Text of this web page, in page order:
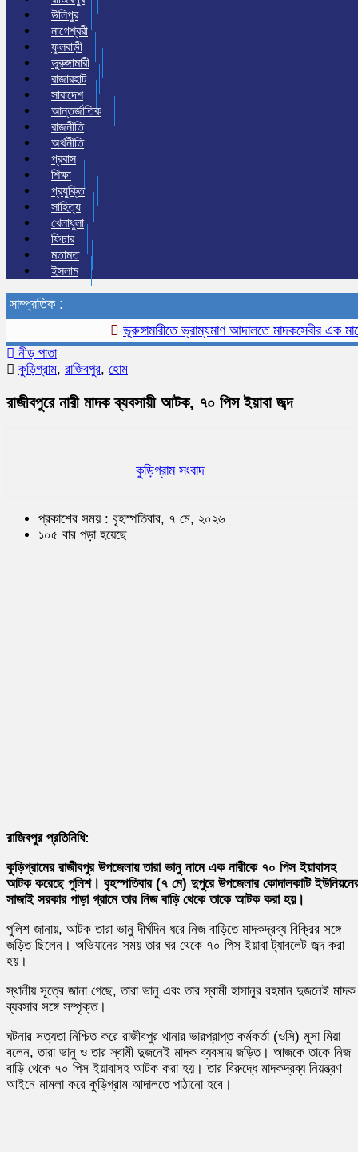
উলিপুর
নাগেশ্বরী
ফুলবাড়ী
ভুরুঙ্গামারী
রাজারহাট
সারাদেশ
আন্তর্জাতিক
রাজনীতি
অর্থনীতি
প্রবাস
শিক্ষা
প্রযুক্তি
সাহিত্য
খেলাধুলা
ফিচার
মতামত
ইসলাম
সাম্প্রতিক :
ভূরুঙ্গামারীতে ভ্রাম্যমাণ আদালতে মাদকসেবীর এক মাসের
নীড় পাতা
কুড়িগ্রাম, রাজিবপুর, হোম
রাজীবপুরে নারী মাদক ব্যবসায়ী আটক, ৭০ পিস ইয়াবা জব্দ
কুড়িগ্রাম সংবাদ
প্রকাশের সময় : বৃহস্পতিবার, ৭ মে, ২০২৬
১০৫ বার পড়া হয়েছে
রাজিবপুর প্রতিনিধি:
কুড়িগ্রামের রাজীবপুর উপজেলায় তারা ভানু নামে এক নারীকে ৭০ পিস ইয়াবাসহ
আটক করেছে পুলিশ। বৃহস্পতিবার (৭ মে) দুপুরে উপজেলার কোদালকাটি
সাজাই সরকার পাড়া গ্রামে তার নিজ বাড়ি থেকে তাকে আটক করা হয়।
পুলিশ জানায়, আটক তারা ভানু দীর্ঘদিন ধরে নিজ বাড়িতে মাদকদ্রব্য বিক্রির সঙ্গে
জড়িত ছিলেন। অভিযানের সময় তার ঘর থেকে ৭০ পিস ইয়াবা ট্যাবলেট জব্দ করা
হয়।
স্থানীয় সূত্রে জানা গেছে, তারা ভানু এবং তার স্বামী হাসানুর রহমান দুজনেই মাদক
ব্যবসার সঙ্গে সম্পৃক্ত।
ঘটনার সত্যতা নিশ্চিত করে রাজীবপুর থানার ভারপ্রাপ্ত কর্মকর্তা (ওসি) মুসা মিয়া
বলেন, তারা ভানু ও তার স্বামী দুজনেই মাদক ব্যবসায় জড়িত। আজকে তাকে নিজ
বাড়ি থেকে ৭০ পিস ইয়াবাসহ আটক করা হয়। তার বিরুদ্ধে মাদকদ্রব্য নিয়ন্ত্রণ
আইনে মামলা করে কুড়িগ্রাম আদালতে পাঠানো হবে।